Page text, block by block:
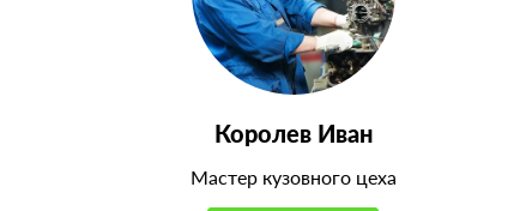
Королев Иван
Мастер кузовного цеха